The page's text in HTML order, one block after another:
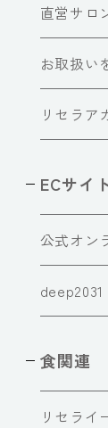
直営サロ
お取扱い
リセラア
ECサイ
公式オン
食関連
リセライ